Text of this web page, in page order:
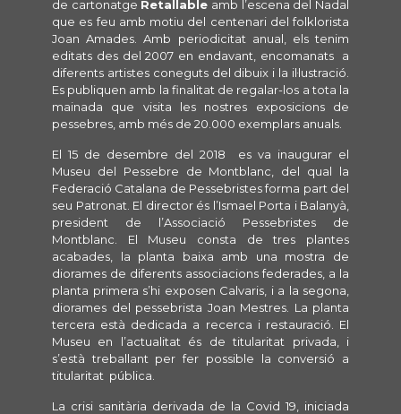
de cartonatge Retallable amb l’escena del Nadal
que es feu amb motiu del centenari del folklorista
Joan Amades. Amb periodicitat anual, els tenim
editats des del 2007 en endavant, encomanats a
diferents artistes coneguts del dibuix i la il·lustració.
Es publiquen amb la finalitat de regalar-los a tota la
mainada que visita les nostres exposicions de
pessebres, amb més de 20.000 exemplars anuals.
El 15 de desembre del 2018 es va inaugurar el
Museu del Pessebre de Montblanc, del qual la
Federació Catalana de Pessebristes forma part del
seu Patronat. El director és l’Ismael Porta i Balanyà,
president de l’Associació Pessebristes de
Montblanc. El Museu consta de tres plantes
acabades, la planta baixa amb una mostra de
diorames de diferents associacions federades, a la
planta primera s’hi exposen Calvaris, i a la segona,
diorames del pessebrista Joan Mestres. La planta
tercera està dedicada a recerca i restauració. El
Museu en l’actualitat és de titularitat privada, i
s’està treballant per fer possible la conversió a
titularitat pública.
La crisi sanitària derivada de la Covid 19, iniciada